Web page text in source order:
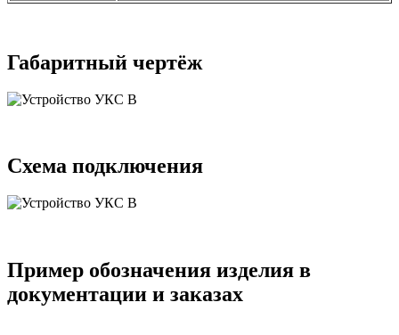
Габаритный чертёж
Схема подключения
Пример обозначения изделия в
документации и заказах